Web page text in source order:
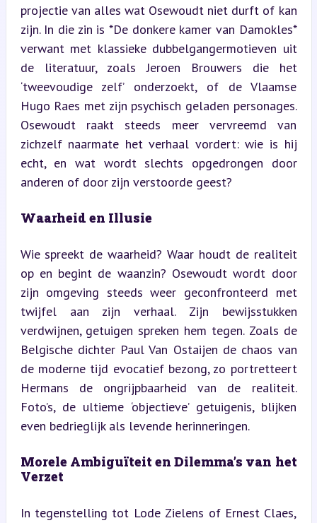
projectie van alles wat Osewoudt niet durft of kan
zijn. In die zin is *De donkere kamer van Damokles*
verwant met klassieke dubbelgangermotieven uit
de literatuur, zoals Jeroen Brouwers die het
‘tweevoudige zelf’ onderzoekt, of de Vlaamse
Hugo Raes met zijn psychisch geladen personages.
Osewoudt raakt steeds meer vervreemd van
zichzelf naarmate het verhaal vordert: wie is hij
echt, en wat wordt slechts opgedrongen door
anderen of door zijn verstoorde geest?
Waarheid en Illusie
Wie spreekt de waarheid? Waar houdt de realiteit
op en begint de waanzin? Osewoudt wordt door
zijn omgeving steeds weer geconfronteerd met
twijfel aan zijn verhaal. Zijn bewijsstukken
verdwijnen, getuigen spreken hem tegen. Zoals de
Belgische dichter Paul Van Ostaijen de chaos van
de moderne tijd evocatief bezong, zo portretteert
Hermans de ongrijpbaarheid van de realiteit.
Foto’s, de ultieme ‘objectieve’ getuigenis, blijken
even bedrieglijk als levende herinneringen.
Morele Ambiguïteit en Dilemma’s van het
Verzet
In tegenstelling tot Lode Zielens of Ernest Claes,